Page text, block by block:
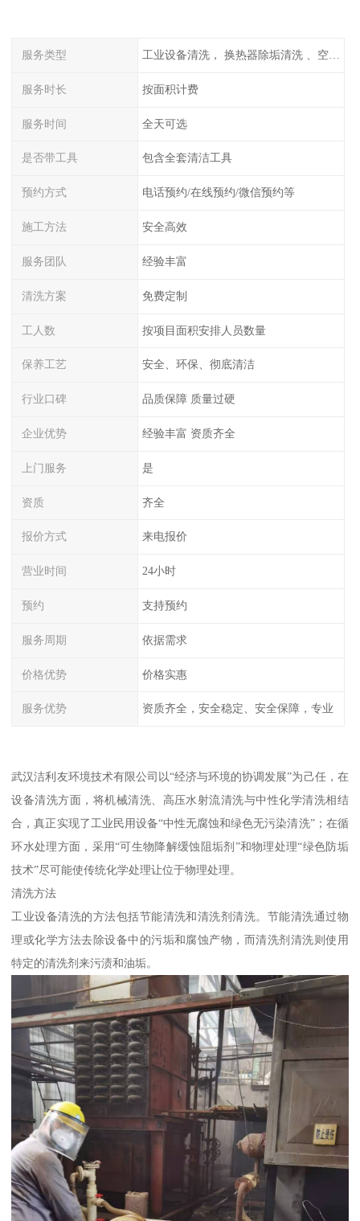
服务类型 工业设备清洗， 换热器除垢清洗 、空调清洗等
服务时长 按面积计费
服务时间 全天可选
是否带工具 包含全套清洁工具
预约方式 电话预约/在线预约/微信预约等
施工方法 安全高效
服务团队 经验丰富
清洗方案 免费定制
工人数 按项目面积安排人员数量
保养工艺 安全、环保、彻底清洁
行业口碑 品质保障 质量过硬
企业优势 经验丰富 资质齐全
上门服务 是
资质 齐全
报价方式 来电报价
营业时间 24小时
预约 支持预约
服务周期 依据需求
价格优势 价格实惠
服务优势 资质齐全，安全稳定、安全保障，专业
武汉洁利友环境技术有限公司以“经济与环境的协调发展”为己任，在
设备清洗方面，将机械清洗、高压水射流清洗与中性化学清洗相结
合，真正实现了工业民用设备“中性无腐蚀和绿色无污染清洗”；在循
环水处理方面，采用“可生物降解缓蚀阻垢剂”和物理处理“绿色防垢
技术”尽可能使传统化学处理让位于物理处理。
清洗方法
工业设备清洗的方法包括节能清洗和清洗剂清洗。节能清洗通过物
理或化学方法去除设备中的污垢和腐蚀产物，而清洗剂清洗则使用
特定的清洗剂来污渍和油垢。